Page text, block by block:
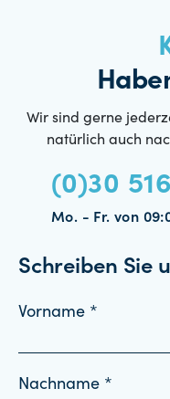
Wir sind gerne
natürlich auch
(0)30
Mo. - Fr. von
Schreiben Sie
Vorname *
Nachname *